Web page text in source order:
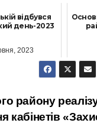
відбувся
день-2023
2023
району
кабінетів